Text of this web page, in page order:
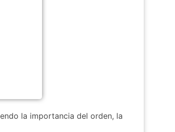
la importancia del orden, la